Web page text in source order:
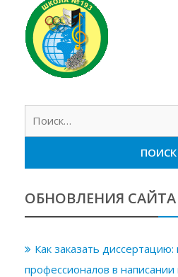
ОБНОВЛЕНИЯ САЙТА
Как заказать
профессионалов в